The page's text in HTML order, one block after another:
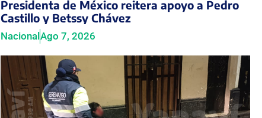
Presidenta de México reitera apoyo a Pedro
Castillo y Betssy Chávez
NacionalAgo 7, 2026